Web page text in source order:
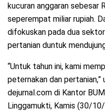
kucuran anggaran sebesar
seperempat miliar rupiah.
difokuskan pada dua
pertanian duntuk
“Untuk tahun ini, kami
peternakan dan pertanian,”
dejurnal.com di Kantor
Linggamukti, Kamis (30/